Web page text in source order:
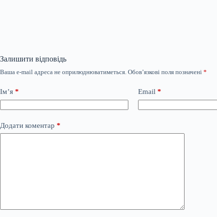
Залишити відповідь
Ваша e-mail адреса не оприлюднюватиметься. Обов’язкові поля позначені *
Ім’я * Email *
Додати коментар *